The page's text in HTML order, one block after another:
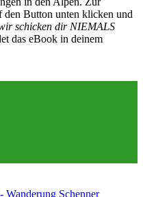
den Button unten klicken und
schicken dir NIEMALS
das eBook in deinem